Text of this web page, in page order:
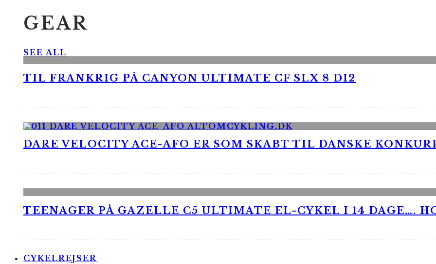
GEAR
SEE ALL
TIL FRANKRIG PÅ CANYON ULTIMATE CF SLX 8 DI2
DARE VELOCITY ACE-AFO ER SOM SKABT TIL DANSKE
TEENAGER PÅ GAZELLE C5 ULTIMATE EL-CYKEL I 14 DAGE….
CYKELREJSER